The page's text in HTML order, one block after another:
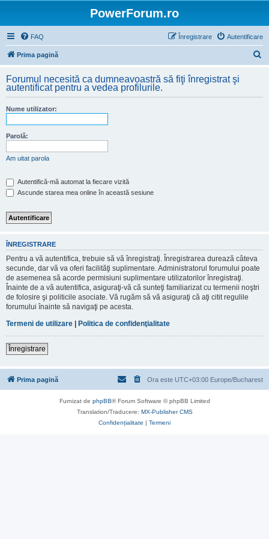
PowerForum.ro
FAQ Autentificare
Înregistrare
Prima pagină
t
Forumul necesită ca dumneavoastră să fiţi înregistrat şi
autentificat pentru a vedea profilurile.
Nume utilizator:
Parolă:
Am uitat parola
Autentifică-mă automat la fiecare vizită
Ascunde starea mea online în această sesiune
ÎNREGISTRARE
Pentru a vă autentifica, trebuie să vă înregistraţi. Înregistrarea durează câteva
secunde, dar vă va oferi facilităţi suplimentare. Administratorul forumului poate
de asemenea să acorde permisiuni suplimentare utilizatorilor înregistraţi.
Înainte de a vă autentifica, asiguraţi-vă că sunteţi familiarizat cu termenii noştri
de folosire şi politicile asociate. Vă rugăm să vă asiguraţi că aţi citit regulile
forumului înainte să navigaţi pe acesta.
Termeni de utilizare | Politica de confidenţialitate
Înregistrare
Prima pagină Ora este UTC+03:00 Europe/Bucharest
Furnizat de phpBB® Forum Software © phpBB Limited
Translation/Traducere: MX-Publisher CMS
Confidențialitate | Termeni